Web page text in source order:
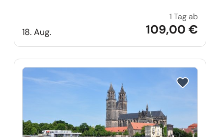
18. Aug.
1 Tag ab
109,00 €
Reise auf